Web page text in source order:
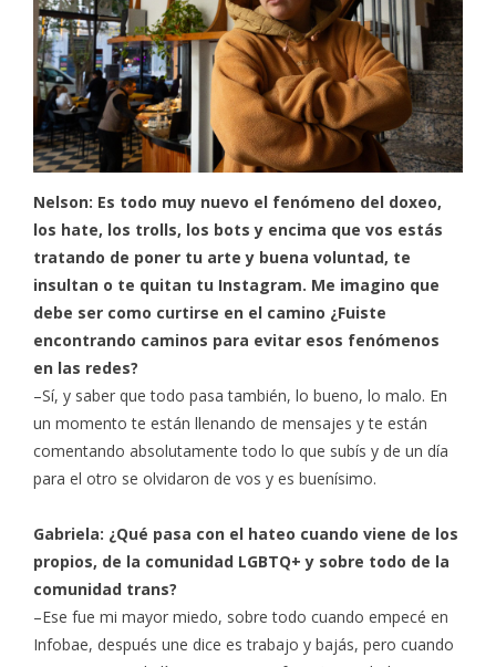
Nelson: Es todo muy nuevo el fenómeno del doxeo,
los hate, los trolls, los bots y encima que vos estás
tratando de poner tu arte y buena voluntad, te
insultan o te quitan tu Instagram. Me imagino que
debe ser como curtirse en el camino ¿Fuiste
encontrando caminos para evitar esos fenómenos
en las redes?
–Sí, y saber que todo pasa también, lo bueno, lo malo. En
un momento te están llenando de mensajes y te están
comentando absolutamente todo lo que subís y de un día
para el otro se olvidaron de vos y es buenísimo.
Gabriela: ¿Qué pasa con el hateo cuando viene de los
propios, de la comunidad LGBTQ+ y sobre todo de la
comunidad trans?
–Ese fue mi mayor miedo, sobre todo cuando empecé en
Infobae, después une dice es trabajo y bajás, pero cuando